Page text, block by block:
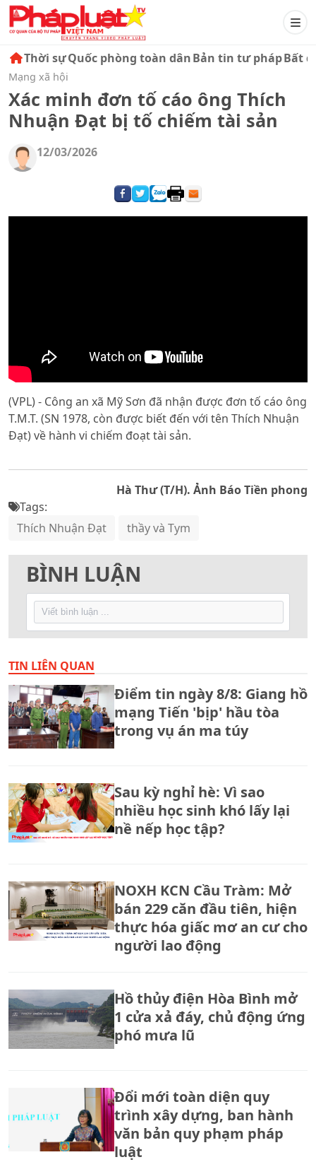
Thời sựQuốc phòng toàn dânBản tin tư phápBất
Mạng xã hội
Xác minh đơn tố cáo ông Thích
Nhuận Đạt bị tố chiếm tài sản
12/03/2026
(VPL) - Công an xã Mỹ Sơn đã nhận được đơn tố cáo ông
T.M.T. (SN 1978, còn được biết đến với tên Thích Nhuận
Đạt) về hành vi chiếm đoạt tài sản.
Hà Thư (T/H). Ảnh Báo Tiền phong
Tags:
Thích Nhuận Đạt
thầy và Tym
BÌNH LUẬN
TIN LIÊN QUAN
Điểm tin ngày 8/8: Giang hồ
mạng Tiến 'bịp' hầu tòa
trong vụ án ma túy
Sau kỳ nghỉ hè: Vì sao
nhiều học sinh khó lấy lại
nề nếp học tập?
NOXH KCN Cầu Tràm: Mở
bán 229 căn đầu tiên, hiện
thực hóa giấc mơ an cư cho
người lao động
Hồ thủy điện Hòa Bình mở
1 cửa xả đáy, chủ động ứng
phó mưa lũ
Đổi mới toàn diện quy
trình xây dựng, ban hành
văn bản quy phạm pháp
luật